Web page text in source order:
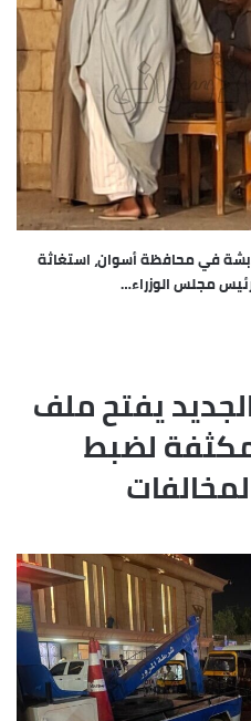
في محافظة أسوان، استغاثة
مجلس الوزراء…
يفتح ملف
مكثفة لضبط